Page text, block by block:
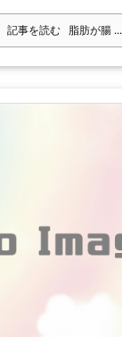
記事を読む 脂肪が腸 ...